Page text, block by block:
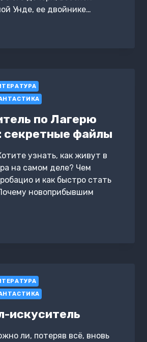
Унде, ее двойнике…
по Лагерю
секретные файлы
узнать, как живут в
на самом деле? Чем
и как быстро стать
новоприбывшим
искуситель
ли, потеряв всё, вновь